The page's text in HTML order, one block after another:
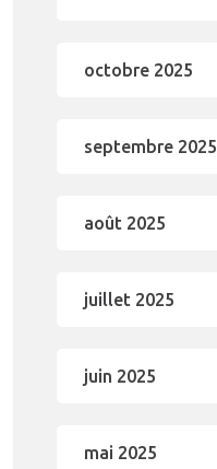
octobre 2025
septembre 2025
août 2025
juillet 2025
juin 2025
mai 2025